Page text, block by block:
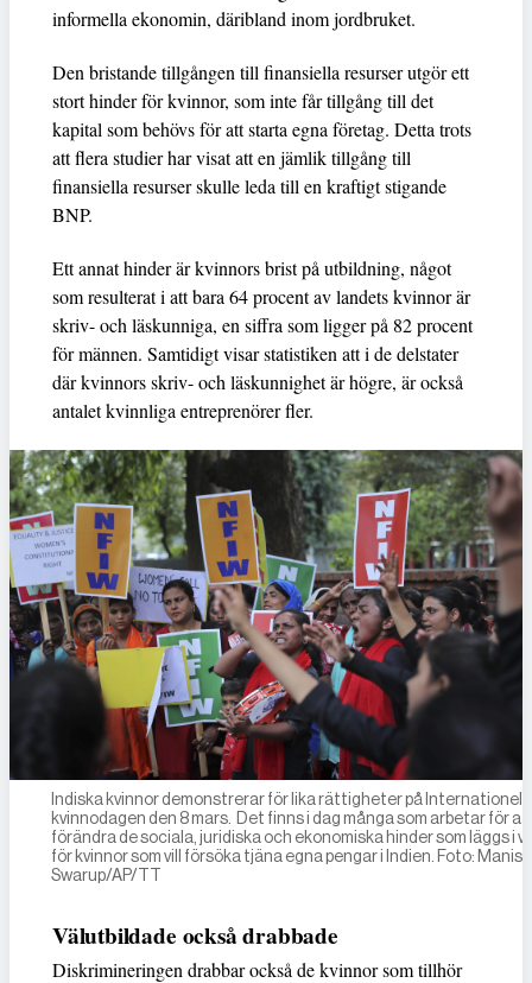
informella ekonomin, däribland inom jordbruket.
Den bristande tillgången till finansiella resurser utgör ett
stort hinder för kvinnor, som inte får tillgång till det
kapital som behövs för att starta egna företag. Detta trots
att flera studier har visat att en jämlik tillgång till
finansiella resurser skulle leda till en kraftigt stigande
BNP.
Ett annat hinder är kvinnors brist på utbildning, något
som resulterat i att bara 64 procent av landets kvinnor är
skriv- och läskunniga, en siffra som ligger på 82 procent
för männen. Samtidigt visar statistiken att i de delstater
där kvinnors skriv- och läskunnighet är högre, är också
antalet kvinnliga entreprenörer fler.
Indiska kvinnor demonstrerar för lika rättigheter på
kvinnodagen den 8 mars. Det finns i dag många som arbetar för
förändra de sociala, juridiska och ekonomiska hinder som läggs i
för kvinnor som vill försöka tjäna egna pengar i Indien. Foto: Manish
Swarup/AP/TT
Välutbildade också drabbade
Diskrimineringen drabbar också de kvinnor som tillhör